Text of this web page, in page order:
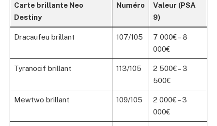
Carte brillante Neo
Destiny
Numéro
Valeur (PSA
9)
Dracaufeu brillant 107/105
7 000€ – 8
000€
Tyranocif brillant 113/105
2 500€ – 3
500€
Mewtwo brillant 109/105
2 000€ – 3
000€